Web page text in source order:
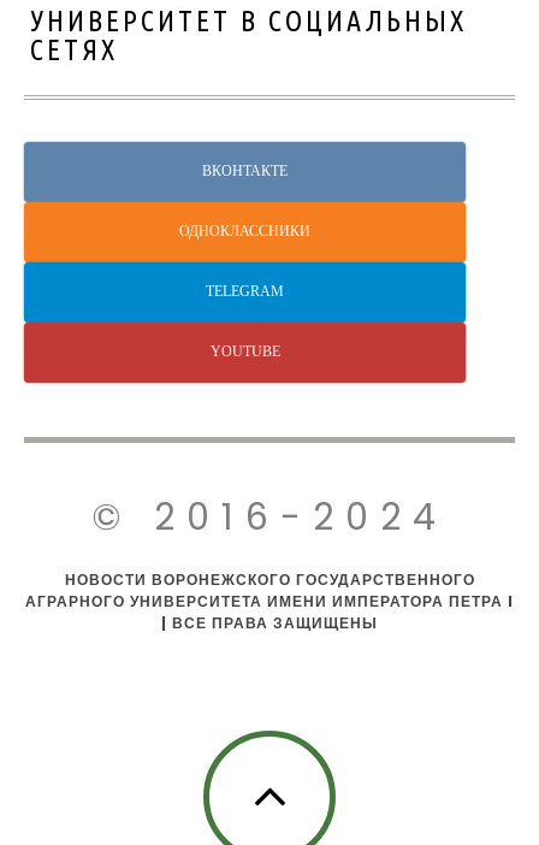
УНИВЕРСИТЕТ В СОЦИАЛЬНЫХ
СЕТЯХ
ВКОНТАКТЕ
ОДНОКЛАССНИКИ
TELEGRAM
YOUTUBE
© 2016-2024
НОВОСТИ ВОРОНЕЖСКОГО ГОСУДАРСТВЕННОГО
АГРАРНОГО УНИВЕРСИТЕТА ИМЕНИ ИМПЕРАТОРА ПЕТРА I
| ВСЕ ПРАВА ЗАЩИЩЕНЫ